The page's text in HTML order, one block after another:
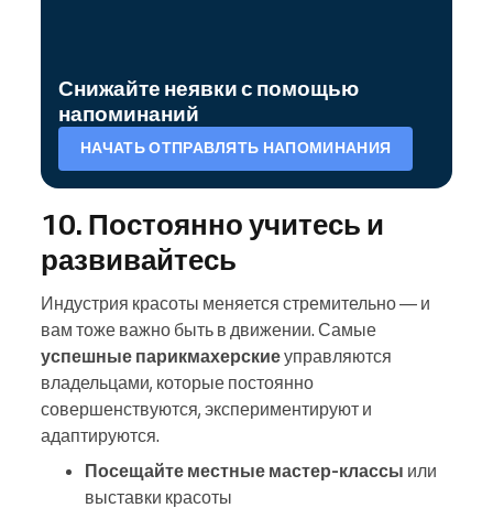
Снижайте неявки с помощью
напоминаний
НАЧАТЬ ОТПРАВЛЯТЬ НАПОМИНАНИЯ
10. Постоянно учитесь и
развивайтесь
Индустрия красоты меняется стремительно — и
вам тоже важно быть в движении. Самые
успешные парикмахерскиеуправляются
владельцами, которые постоянно
совершенствуются, экспериментируют и
адаптируются.
Посещайте местные мастер-классы или
выставки красоты